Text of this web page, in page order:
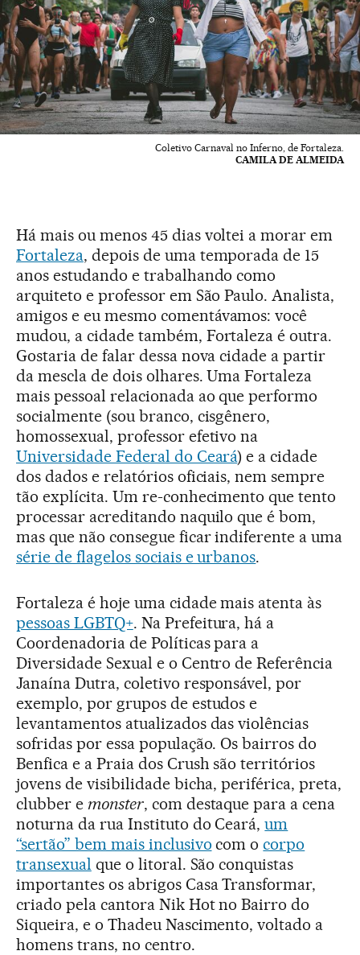
Coletivo Carnaval no Inferno, de Fortaleza.
CAMILA DE ALMEIDA
Há mais ou menos 45 dias voltei a morar em
Fortaleza, depois de uma temporada de 15
anos estudando e trabalhando como
arquiteto e professor em São Paulo. Analista,
amigos e eu mesmo comentávamos: você
mudou, a cidade também, Fortaleza é outra.
Gostaria de falar dessa nova cidade a partir
da mescla de dois olhares. Uma Fortaleza
mais pessoal relacionada ao que performo
socialmente (sou branco, cisgênero,
homossexual, professor efetivo na
Universidade Federal do Ceará) e a cidade
dos dados e relatórios oficiais, nem sempre
tão explícita. Um re-conhecimento que tento
processar acreditando naquilo que é bom,
mas que não consegue ficar indiferente a uma
série de flagelos sociais e urbanos.
Fortaleza é hoje uma cidade mais atenta às
pessoas LGBTQ+. Na Prefeitura, há a
Coordenadoria de Políticas para a
Diversidade Sexual e o Centro de Referência
Janaína Dutra, coletivo responsável, por
exemplo, por grupos de estudos e
levantamentos atualizados das violências
sofridas por essa população. Os bairros do
Benfica e a Praia dos Crush são territórios
jovens de visibilidade bicha, periférica, preta,
clubber e monster, com destaque para a cena
noturna da rua Instituto do Ceará,um
“sertão” bem mais inclusivo com ocorpo
transexual que o litoral. São conquistas
importantes os abrigos Casa Transformar,
criado pela cantora Nik Hot no Bairro do
Siqueira, e o Thadeu Nascimento, voltado a
homens trans, no centro.